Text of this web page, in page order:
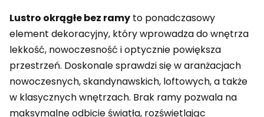
Lustro okrągłe bez ramy to ponadczasowy
element dekoracyjny, który wprowadza do wnętrza
lekkość, nowoczesność i optycznie powiększa
przestrzeń. Doskonale sprawdzi się w aranżacjach
nowoczesnych, skandynawskich, loftowych, a także
w klasycznych wnętrzach. Brak ramy pozwala na
maksymalne odbicie światła, rozświetlając